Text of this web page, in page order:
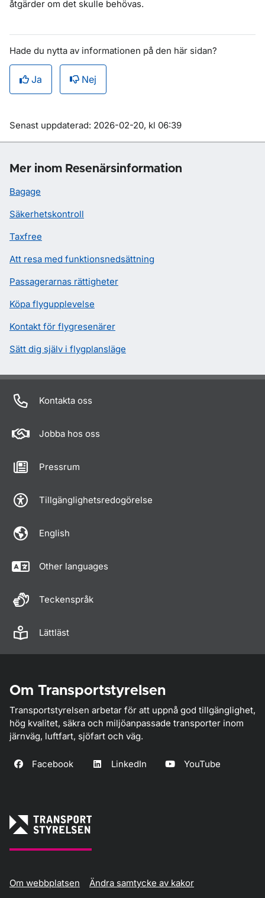
åtgärder om det skulle behövas.
Hade du nytta av informationen på den här sidan?
Ja Nej
Om sidan
Senast uppdaterad: 2026-02-20, kl 06:39
Mer inom Resenärsinformation
Bagage
Säkerhetskontroll
Taxfree
Att resa med funktionsnedsättning
Passagerarnas rättigheter
Köpa flygupplevelse
Kontakt för flygresenärer
Sätt dig själv i flygplansläge
Kontakta oss
Jobba hos oss
Pressrum
Tillgänglighetsredogörelse
English
Other languages
Teckenspråk
Lättläst
Om Transportstyrelsen
Transportstyrelsen arbetar för att uppnå god tillgänglighet,
hög kvalitet, säkra och miljöanpassade transporter inom
järnväg, luftfart, sjöfart och väg.
Facebook LinkedIn YouTube
Om webbplatsen Ändra samtycke av kakor